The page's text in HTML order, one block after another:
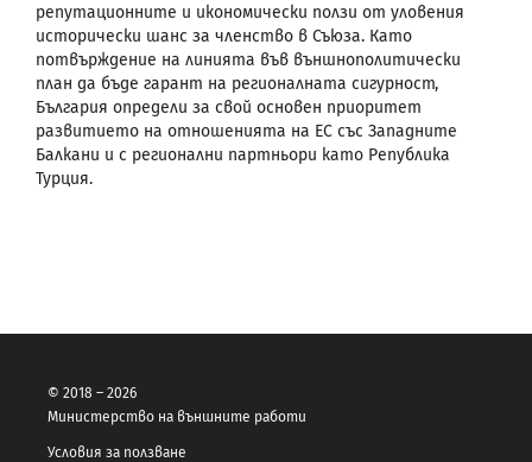
репутационните и икономически ползи от уловения
исторически шанс за членство в Съюза. Като
потвърждение на линията във външнополитически
план да бъде гарант на регионалната сигурност,
България определи за свой основен приоритет
развитието на отношенията на ЕС със Западните
Балкани и с регионални партньори като Република
Турция.
© 2018 – 2026
Министерство на външните работи
Условия за ползване